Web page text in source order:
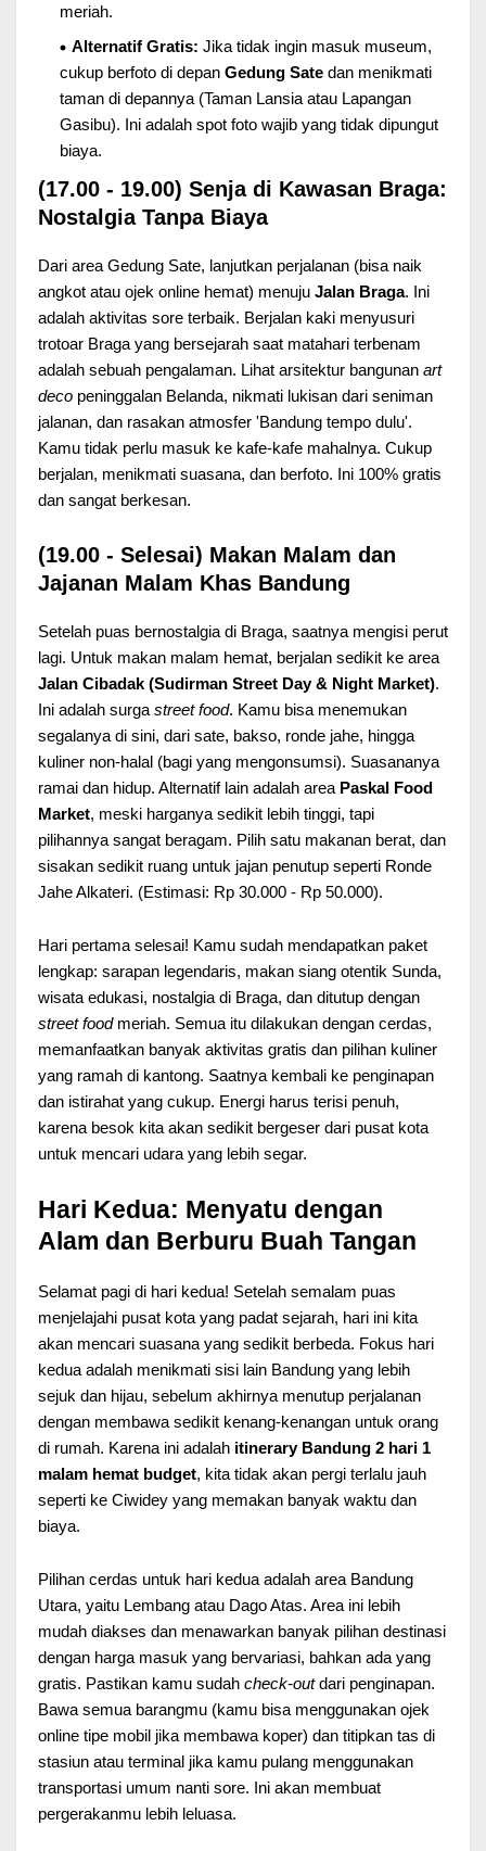
meriah.
Alternatif Gratis: Jika tidak ingin masuk museum,
cukup berfoto di depan Gedung Sate dan menikmati
taman di depannya (Taman Lansia atau Lapangan
Gasibu). Ini adalah spot foto wajib yang tidak dipungut
biaya.
(17.00 - 19.00) Senja di Kawasan Braga:
Nostalgia Tanpa Biaya
Dari area Gedung Sate, lanjutkan perjalanan (bisa naik
angkot atau ojek online hemat) menuju Jalan Braga. Ini
adalah aktivitas sore terbaik. Berjalan kaki menyusuri
trotoar Braga yang bersejarah saat matahari terbenam
adalah sebuah pengalaman. Lihat arsitektur bangunan art
deco peninggalan Belanda, nikmati lukisan dari seniman
jalanan, dan rasakan atmosfer 'Bandung tempo dulu'.
Kamu tidak perlu masuk ke kafe-kafe mahalnya. Cukup
berjalan, menikmati suasana, dan berfoto. Ini 100% gratis
dan sangat berkesan.
(19.00 - Selesai) Makan Malam dan
Jajanan Malam Khas Bandung
Setelah puas bernostalgia di Braga, saatnya mengisi perut
lagi. Untuk makan malam hemat, berjalan sedikit ke area
Jalan Cibadak (Sudirman Street Day & Night Market).
Ini adalah surga street food. Kamu bisa menemukan
segalanya di sini, dari sate, bakso, ronde jahe, hingga
kuliner non-halal (bagi yang mengonsumsi). Suasananya
ramai dan hidup. Alternatif lain adalah area Paskal Food
Market, meski harganya sedikit lebih tinggi, tapi
pilihannya sangat beragam. Pilih satu makanan berat, dan
sisakan sedikit ruang untuk jajan penutup seperti Ronde
Jahe Alkateri. (Estimasi: Rp 30.000 - Rp 50.000).
Hari pertama selesai! Kamu sudah mendapatkan paket
lengkap: sarapan legendaris, makan siang otentik Sunda,
wisata edukasi, nostalgia di Braga, dan ditutup dengan
street foodmeriah. Semua itu dilakukan dengan cerdas,
memanfaatkan banyak aktivitas gratis dan pilihan kuliner
yang ramah di kantong. Saatnya kembali ke penginapan
dan istirahat yang cukup. Energi harus terisi penuh,
karena besok kita akan sedikit bergeser dari pusat kota
untuk mencari udara yang lebih segar.
Hari Kedua: Menyatu dengan
Alam dan Berburu Buah Tangan
Selamat pagi di hari kedua! Setelah semalam puas
menjelajahi pusat kota yang padat sejarah, hari ini kita
akan mencari suasana yang sedikit berbeda. Fokus hari
kedua adalah menikmati sisi lain Bandung yang lebih
sejuk dan hijau, sebelum akhirnya menutup perjalanan
dengan membawa sedikit kenang-kenangan untuk orang
di rumah. Karena ini adalah itinerary Bandung 2 hari 1
malam hemat budget, kita tidak akan pergi terlalu jauh
seperti ke Ciwidey yang memakan banyak waktu dan
biaya.
Pilihan cerdas untuk hari kedua adalah area Bandung
Utara, yaitu Lembang atau Dago Atas. Area ini lebih
mudah diakses dan menawarkan banyak pilihan destinasi
dengan harga masuk yang bervariasi, bahkan ada yang
gratis. Pastikan kamu sudah check-outdari penginapan.
Bawa semua barangmu (kamu bisa menggunakan ojek
online tipe mobil jika membawa koper) dan titipkan tas di
stasiun atau terminal jika kamu pulang menggunakan
transportasi umum nanti sore. Ini akan membuat
pergerakanmu lebih leluasa.